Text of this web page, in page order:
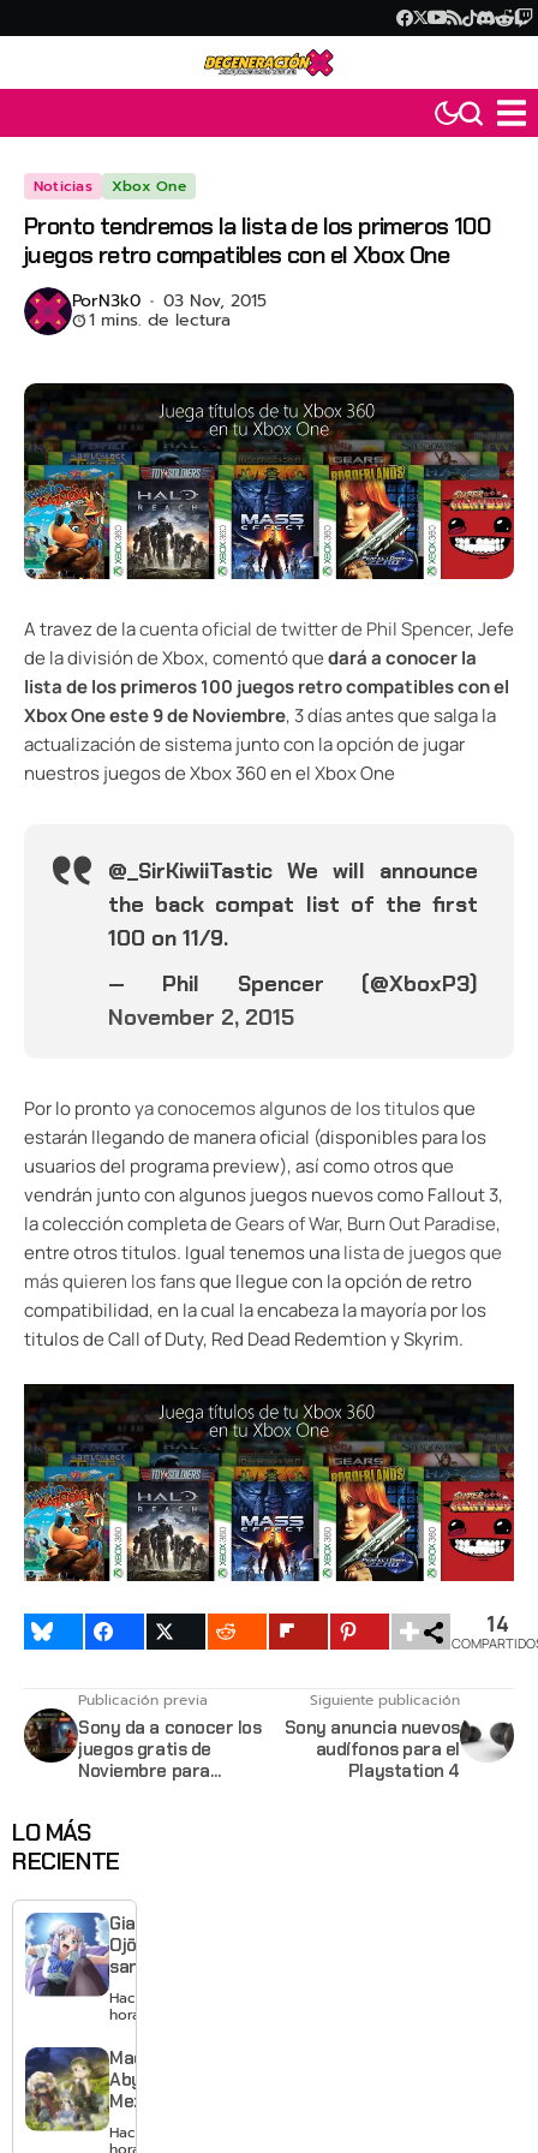
Noticias Xbox One
Pronto tendremos la lista de los primeros 100
juegos retro compatibles con el Xbox One
PorN3k0 03 Nov, 2015
1 mins. de lectura
A travez de lacuenta oficial de twitter de Phil Spencer, Jefe
de la división de Xbox, comentó quedará a conocer la
lista de los primeros 100 juegos retro compatibles con el
Xbox One este 9 de Noviembre, 3 días antes que salga la
actualización de sistema junto con la opción de jugar
nuestros juegos de Xbox 360 en el Xbox One
@_SirKiwiiTastic We will announce
the back compat list of the first
100 on 11/9.
— Phil Spencer (@XboxP3)
November 2, 2015
Por lo prontoya conocemos algunos de los titulosque
estarán llegando de manera oficial (disponibles para los
usuarios del programa preview), así como otros que
vendrán junto con algunos juegos nuevos como Fallout 3,
la colección completa deGears of War, Burn Out Paradise,
entre otros titulos. Igual tenemos unalista de juegos que
más quieren los fansque llegue con la opción de retro
compatibilidad, en la cual la encabeza la mayoría por los
titulos de Call of Duty, Red Dead Redemtion y Skyrim.
14
Publicación previa
Sony da a conocer los
juegos gratis de
Noviembre para
Siguiente publicación
Sony anuncia nuevos
audífonos para el
Playstation 4
LO MÁS
RECIENTE
Giant
Ojō-
sama
revela
visual y
estreno
para
enero de
Hace 2
horas
Made in
Abyss:
Mezameru
Shinpi
revela
Hace 4